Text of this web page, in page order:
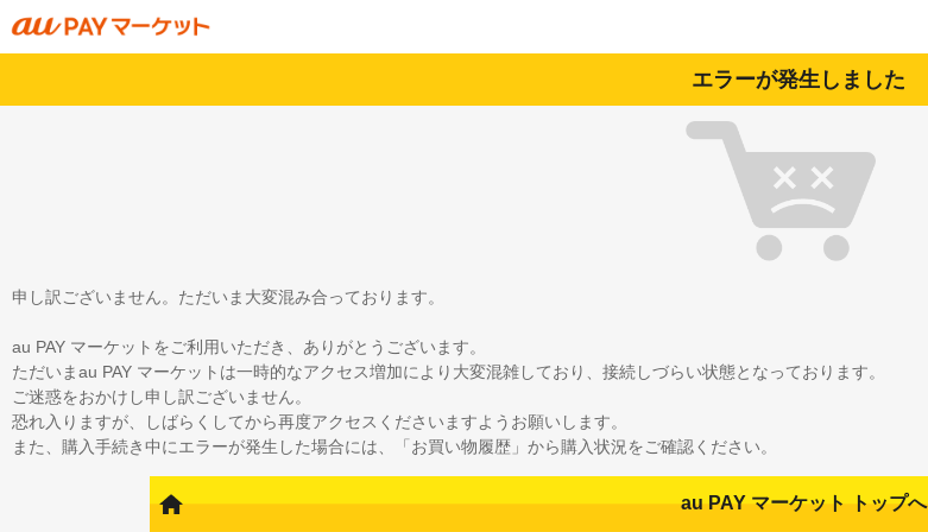
エラーが発生しました
申し訳ございません。ただいま大変混み合っております。
au PAY マーケットをご利用いただき、ありがとうございます。
ただいまau PAY マーケットは一時的なアクセス増加により大変混雑しており、接続しづらい状態となっております。
ご迷惑をおかけし申し訳ございません。
恐れ入りますが、しばらくしてから再度アクセスくださいますようお願いします。
また、購入手続き中にエラーが発生した場合には、「お買い物履歴」から購入状況をご確認ください。
au PAY マーケット トップへ